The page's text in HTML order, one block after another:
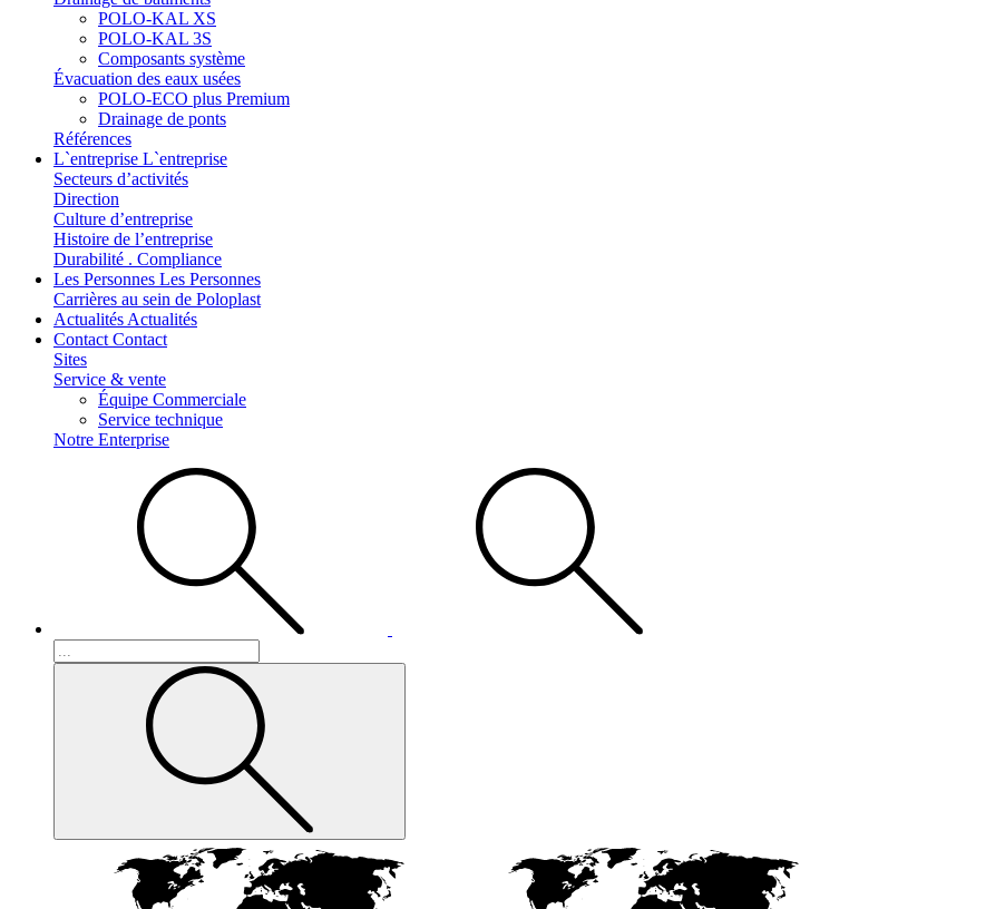
POLO-KAL XS
POLO-KAL 3S
Composants système
Évacuation des eaux usées
POLO-ECO plus Premium
Drainage de ponts
Références
L`entreprise L`entreprise
Secteurs d’activités
Direction
Culture d’entreprise
Histoire de l’entreprise
Durabilité . Compliance
Les Personnes Les Personnes
Carrières au sein de Poloplast
Actualités Actualités
Contact Contact
Sites
Service & vente
Équipe Commerciale
Service technique
Notre Enterprise